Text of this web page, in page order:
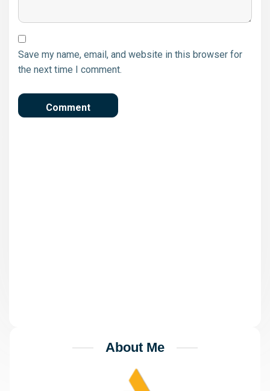
Save my name, email, and website in this browser for
the next time I comment.
About Me